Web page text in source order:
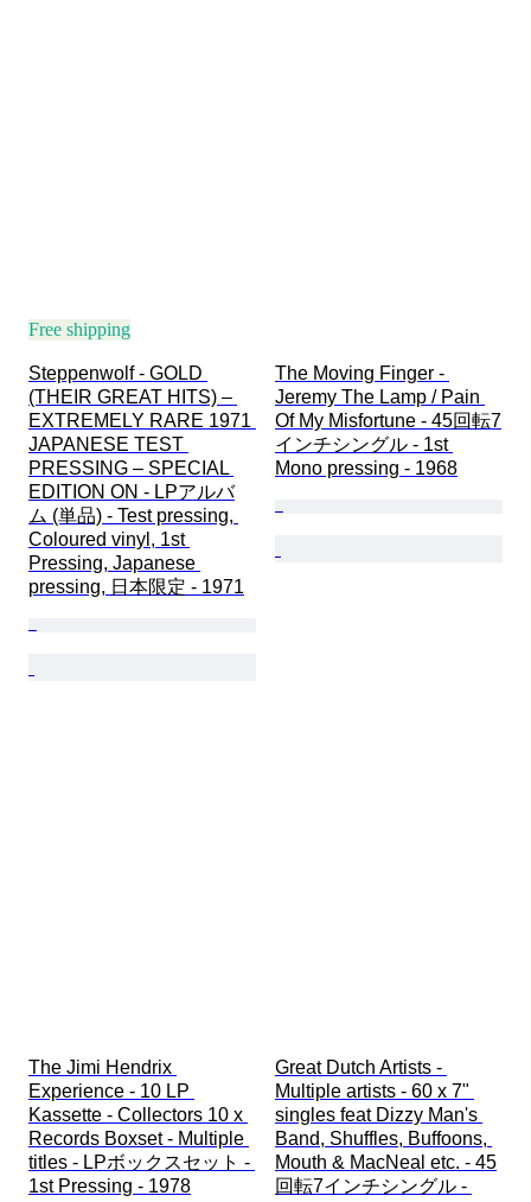
Free shipping
Steppenwolf - GOLD
(THEIR GREAT HITS) –
EXTREMELY RARE 1971
JAPANESE TEST
PRESSING – SPECIAL
EDITION ON - LPアルバ
ム (単品) - Test pressing,
Coloured vinyl, 1st
Pressing, Japanese
pressing, 日本限定 - 1971
The Moving Finger -
Jeremy The Lamp / Pain
Of My Misfortune - 45回転7
インチシングル - 1st
Mono pressing - 1968
The Jimi Hendrix
Experience - 10 LP
Kassette - Collectors 10 x
Records Boxset - Multiple
titles - LPボックスセット -
1st Pressing - 1978
Great Dutch Artists -
Multiple artists - 60 x 7"
singles feat Dizzy Man's
Band, Shuffles, Buffoons,
Mouth & MacNeal etc. - 45
回転7インチシングル -